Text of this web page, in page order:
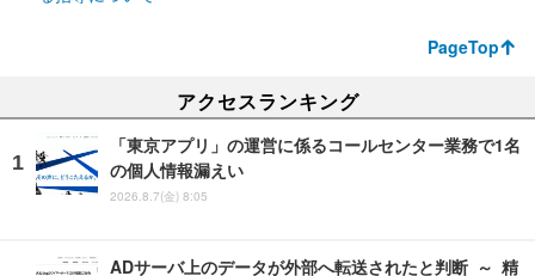
PageTop
アクセスランキング
「東京アプリ」の運営に係るコールセンター業務で1名
の個人情報漏えい
2026.8.7(金) 8:05
ADサーバ上のデータが外部へ転送されたと判断 ～ 精